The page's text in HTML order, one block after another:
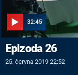
32:45
Epizoda 26
25. června 2019 22:52